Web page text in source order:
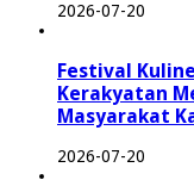
2026-07-20
Festival
Kerakyatan
Masyarakat
2026-07-20